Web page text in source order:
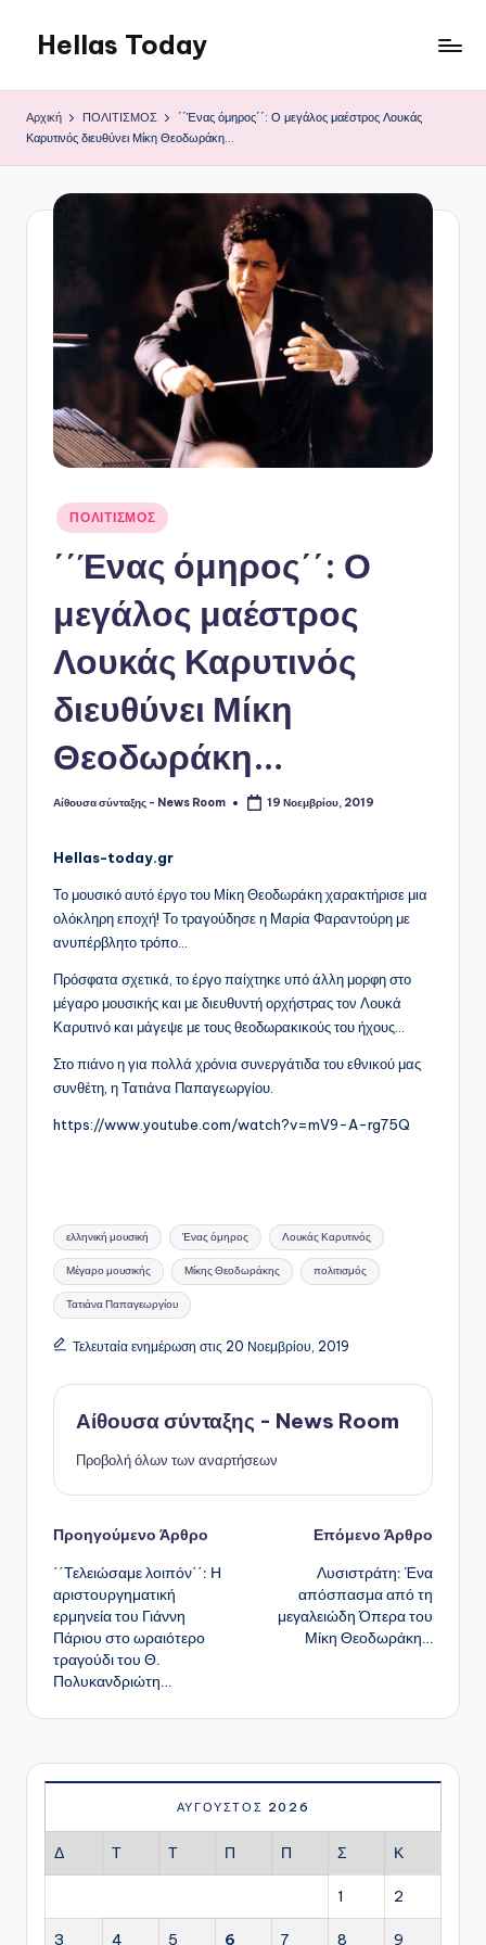
Μετάβαση
περιεχόμενο
Hellas Today
Αρχική ΠΟΛΙΤΙΣΜΟΣ
΄΄Ένας όμηρος΄΄: Ο μεγάλος μαέστρος Λουκάς
Καρυτινός διευθύνει Μίκη Θεοδωράκη…
Αναρτήθηκε
σε
ΠΟΛΙΤΙΣΜΟΣ
΄΄Ένας όμηρος΄΄: Ο
μεγάλος μαέστρος
Λουκάς Καρυτινός
διευθύνει Μίκη
Θεοδωράκη…
Συγγραφέας:
Αίθουσα σύνταξης - News Room 19 Νοεμβρίου, 2019
Hellas-today.gr
Το μουσικό αυτό έργο του Μίκη Θεοδωράκη χαρακτήρισε μια
ολόκληρη εποχή! Το τραγούδησε η Μαρία Φαραντούρη με
ανυπέρβλητο τρόπο…
Πρόσφατα σχετικά, το έργο παίχτηκε υπό άλλη μορφη στο
μέγαρο μουσικής και με διευθυντή ορχήστρας τον Λουκά
Καρυτινό και μάγεψε με τους θεοδωρακικούς του ήχους…
Στο πιάνο η για πολλά χρόνια συνεργάτιδα του εθνικού μας
συνθέτη, η Τατιάνα Παπαγεωργίου.
https://www.youtube.com/watch?v=mV9-A-rg75Q
Ετικέτες:
ελληνική μουσική Ένας όμηρος Λουκάς Καρυτινός
Μέγαρο μουσικής Μίκης Θεοδωράκης πολιτισμός
Τατιάνα Παπαγεωργίου
Τελευταία ενημέρωση στις 20 Νοεμβρίου, 2019
Αίθουσα σύνταξης - News Room
Προβολή όλων των αναρτήσεων
Πλοήγηση
δημοσιεύσεων
Προηγούμενο Άρθρο
΄΄Τελειώσαμε λοιπόν΄΄: Η
αριστουργηματική
ερμηνεία του Γιάννη
Πάριου στο ωραιότερο
τραγούδι του Θ.
Πολυκανδριώτη…
Επόμενο Άρθρο
Λυσιστράτη: Ένα
απόσπασμα από τη
μεγαλειώδη Όπερα του
Μίκη Θεοδωράκη…
ΑΎΓΟΥΣΤΟΣ 2026
Δ Τ Τ Π Π Σ Κ
1 2
3 4 5 6 7 8 9